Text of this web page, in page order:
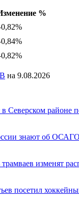
%
%
%
%
на 9.08.2026
Северском районе
знают об
изменят
посетил